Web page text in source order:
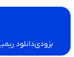
بزودیدانلود